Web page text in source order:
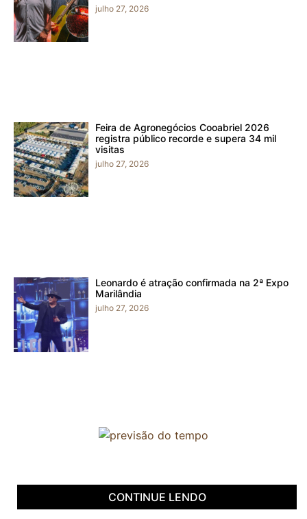
julho 27, 2026
Feira de Agronegócios Cooabriel 2026
registra público recorde e supera 34 mil
visitas
julho 27, 2026
Leonardo é atração confirmada na 2ª Expo
Marilândia
julho 27, 2026
CONTINUE LENDO